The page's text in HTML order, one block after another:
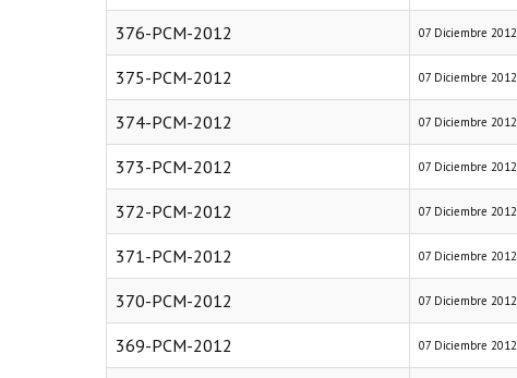
376-PCM-2012 07 Diciembre 2012
375-PCM-2012 07 Diciembre 2012
374-PCM-2012 07 Diciembre 2012
373-PCM-2012 07 Diciembre 2012
372-PCM-2012 07 Diciembre 2012
371-PCM-2012 07 Diciembre 2012
370-PCM-2012 07 Diciembre 2012
369-PCM-2012 07 Diciembre 2012